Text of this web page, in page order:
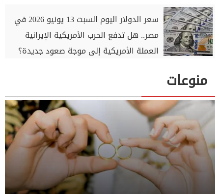
سعر الدولار اليوم السبت 13 يونيو 2026 في
مصر.. هل تدفع الحرب الأمريكية الإيرانية
العملة الأمريكية إلى موجة صعود جديدة؟
منوعات